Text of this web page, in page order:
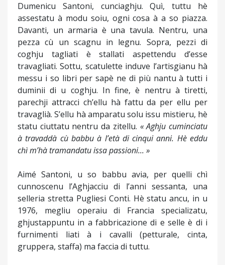
Dumenicu Santoni, cunciaghju. Quì, tuttu hè
assestatu à modu soiu, ogni cosa à a so piazza.
Davanti, un armaria è una tavula. Nentru, una
pezza cù un scagnu in legnu. Sopra, pezzi di
coghju tagliati è stallati aspettendu d’esse
travagliati. Sottu, scatulette induve l’artisgianu hà
messu i so libri per sapè ne di più nantu à tutti i
duminii di u coghju. In fine, è nentru à tiretti,
parechji attracci ch’ellu hà fattu da per ellu per
travaglià. S’ellu hà amparatu solu issu mistieru, hè
statu ciuttatu nentru da zitellu. « Aghju cuminciatu
à travaddà cù babbu à l’età di cinqui anni. Hè eddu
chì m’hà tramandatu issa passioni... »
Aimé Santoni, u so babbu avia, per quelli chì
cunnoscenu l’Aghjacciu di l’anni sessanta, una
selleria stretta Pugliesi Conti. Hè statu ancu, in u
1976, megliu operaiu di Francia specializatu,
ghjustappuntu in a fabbricazione di e selle è di i
furnimenti liati à i cavalli (petturale, cinta,
gruppera, staffa) ma faccia di tuttu.